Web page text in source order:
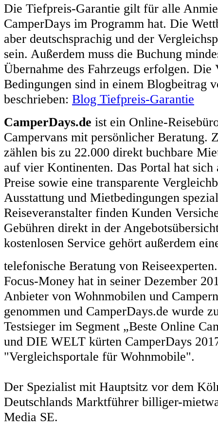
Die Tiefpreis-Garantie gilt für alle
CamperDays im Programm hat. Die
aber deutschsprachig und der
sein. Außerdem muss die Buchung
Übernahme des Fahrzeugs erfolgen. Die
Bedingungen sind in einem Blogbeitrag
beschrieben: Blog Tiefpreis-Garantie
CamperDays.de ist ein Online-
Campervans mit persönlicher Beratung.
zählen bis zu 22.000 direkt buchbare
auf vier Kontinenten. Das Portal hat sich
Preise sowie eine transparente
Ausstattung und Mietbedingungen
Reiseveranstalter finden Kunden
Gebühren direkt in der
kostenlosen Service gehört außerdem
telefonische Beratung von
Focus-Money hat in seiner Dezember
Anbieter von Wohnmobilen und
genommen und CamperDays.de wurde
Testsieger im Segment „Beste Online
und DIE WELT kürten CamperDays
"Vergleichsportale für Wohnmobile".
Der Spezialist mit Hauptsitz vor dem
Deutschlands Marktführer billiger-
Media SE.